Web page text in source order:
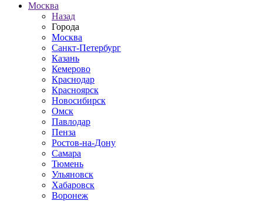
Москва
Назад
Города
Москва
Санкт-Петербург
Казань
Кемерово
Краснодар
Красноярск
Новосибирск
Омск
Павлодар
Пенза
Ростов-на-Дону
Самара
Тюмень
Ульяновск
Хабаровск
Воронеж